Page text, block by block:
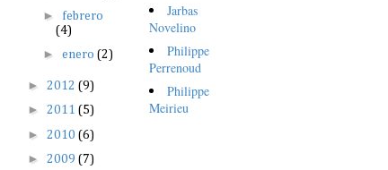
►
febrero
(4)
► enero (2)
► 2012 (9)
► 2011 (5)
► 2010 (6)
► 2009 (7)
Jarbas
Novelino
Philippe
Perrenoud
Philippe
Meirieu